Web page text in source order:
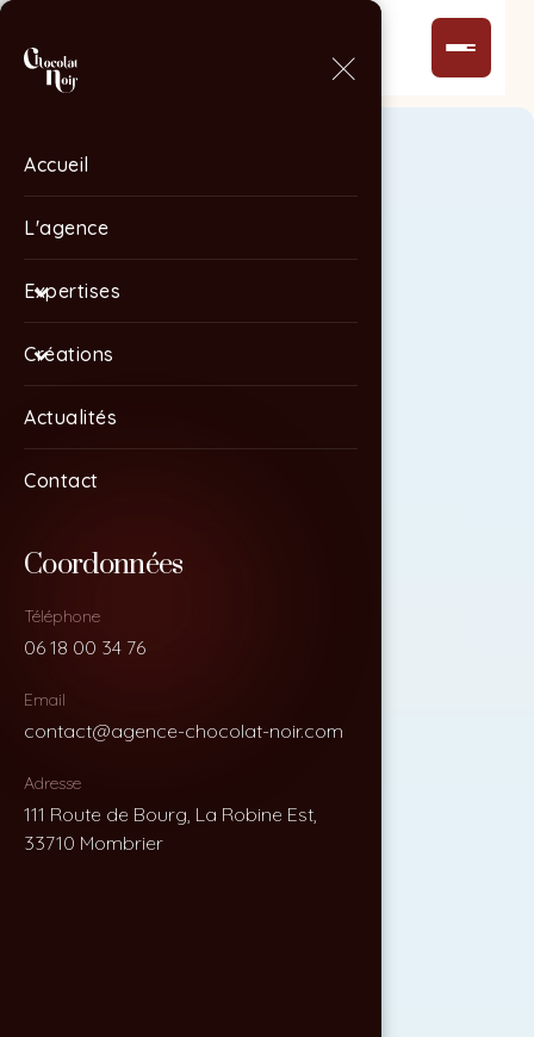
Accueil
L'agence
Expertises
Créations
Actualités
Contact
Coordonnées
Téléphone
06 18 00 34 76
Email
contact@agence-chocolat-noir.com
Adresse
111 Route de Bourg, La Robine Est,
33710 Mombrier
Accueil
L'agence
Expertises
Créations
Actualités
Contact
Coordonnées
Téléphone
06 18 00 34 76
Email
contact@agence-chocolat-noir.com
Adresse
111 Route de Bourg, La Robine Est,
33710 Mombrier